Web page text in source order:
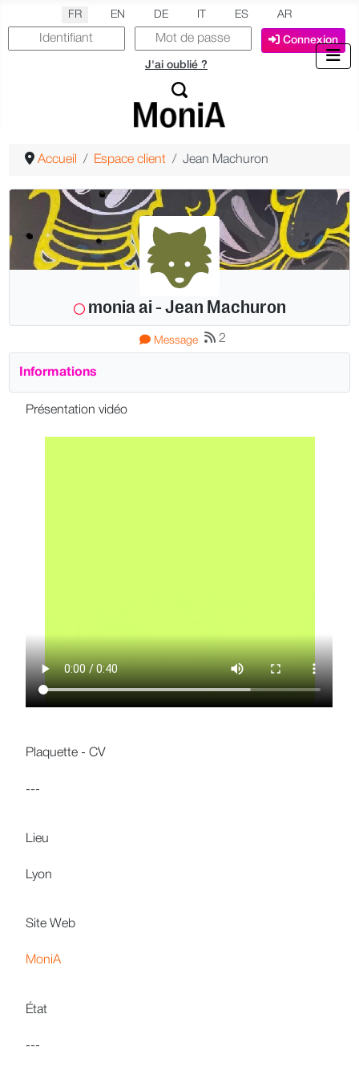
Sélectionnez votre langue
FR EN DE ES AR
Connexion
J'ai oublié ?
Accueil Espace client Jean Machuron
monia ai - Jean Machuron
Message 2
Informations
Présentation vidéo
Plaquette - CV
---
Lieu
Lyon
Site Web
MoniA
État
---